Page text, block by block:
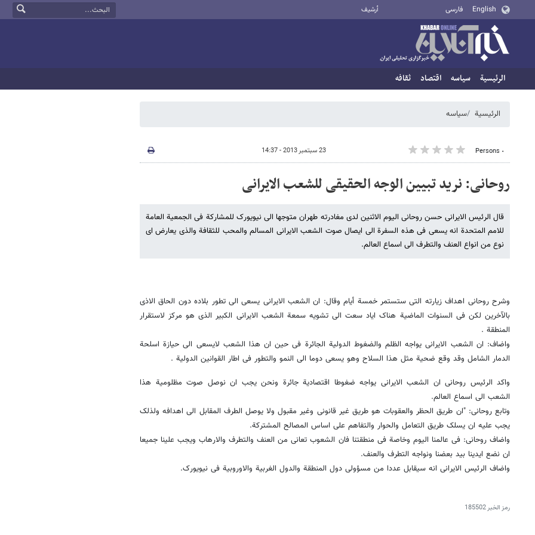
English فارسی أرشيف
الرئيسية سیاسه اقتصاد ثقافه
الرئيسية سیاسه
٠ Persons 23 سبتمبر 2013 - 14:37
روحانی: نرید تبیین الوجه الحقیقی للشعب الایرانی
قال الرئیس الایرانی حسن روحانی الیوم الاثنین لدى مغادرته طهران متوجها الى نیویورک للمشارکة فی الجمعیة العامة
للامم المتحدة انه یسعى فی هذه السفرة الى ایصال صوت الشعب الایرانی المسالم والمحب للثقافة والذی یعارض ای
نوع من انواع العنف والتطرف الى اسماع العالم.
وشرح روحانی اهداف زیارته التی ستستمر خمسة أیام وقال: ان الشعب الایرانی یسعى الى تطور بلاده دون الحاق الاذى
بالآخرین لکن فی السنوات الماضیة هناک ایاد سعت الى تشویه سمعة الشعب الایرانی الکبیر الذی هو مرکز لاستقرار
المنطقة .
واضاف: ان الشعب الایرانی یواجه الظلم والضغوط الدولیة الجائرة فی حین ان هذا الشعب لایسعى الى حیازة اسلحة
الدمار الشامل وقد وقع ضحیة مثل هذا السلاح وهو یسعى دوما الى النمو والتطور فی اطار القوانین الدولیة .
واکد الرئیس روحانی ان الشعب الایرانی یواجه ضغوطا اقتصادیة جائرة ونحن یجب ان نوصل صوت مظلومیة هذا
الشعب الى اسماع العالم.
وتابع روحانی: "ان طریق الحظر والعقوبات هو طریق غیر قانونی وغیر مقبول ولا یوصل الطرف المقابل الى اهدافه ولذلک
یجب علیه ان یسلک طریق التعامل والحوار والتفاهم على اساس المصالح المشترکة.
واضاف روحانی: فی عالمنا الیوم وخاصة فی منطقتنا فان الشعوب تعانی من العنف والتطرف والارهاب ویجب علینا جمیعا
ان نضع ایدینا بید بعضنا ونواجه التطرف والعنف.
واضاف الرئیس الایرانی انه سیقابل عددا من مسؤولی دول المنطقة والدول الغربیة والاوروبیة فی نیویورک.
رمز الخبر185502